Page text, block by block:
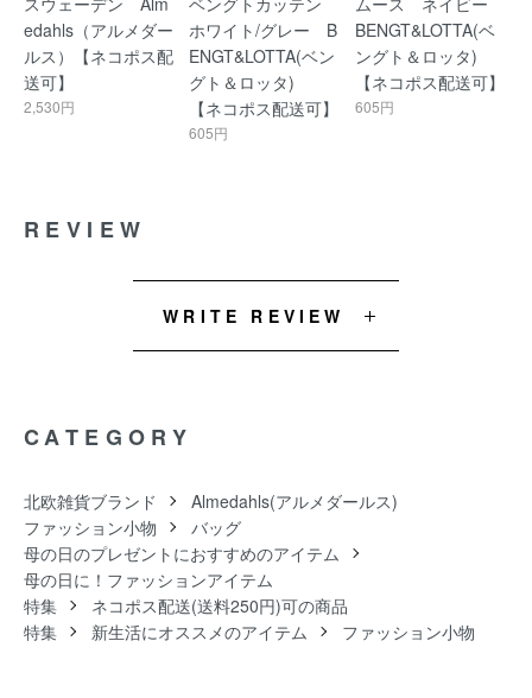
edahls（アルメダー
ルス）【ネコポス配
送可】
2,530円
ホワイト/グレー B
ENGT&LOTTA(ベン
グト＆ロッタ)
【ネコポス配送可】
605円
BENGT&LOTTA(ベ
ングト＆ロッタ)
【ネコポス配送可】
605円
REVIEW
WRITE REVIEW
CATEGORY
北欧雑貨ブランド
Almedahls(アルメダールス)
ファッション小物
バッグ
母の日のプレゼントにおすすめのアイテム
母の日に！ファッションアイテム
特集
ネコポス配送(送料250円)可の商品
特集
新生活にオススメのアイテム ファッション小物